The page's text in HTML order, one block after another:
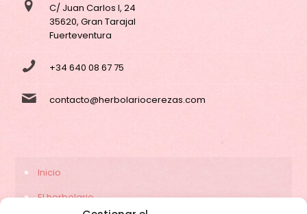
C/ Juan Carlos I, 24
35620, Gran Tarajal
Fuerteventura
+34 640 08 67 75
contacto@herbolariocerezas.com
Inicio
El herbolario